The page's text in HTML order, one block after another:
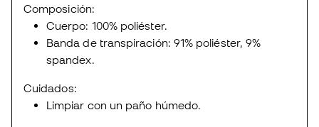
Composición:
Cuerpo: 100% poliéster.
Banda de transpiración: 91% poliéster, 9%
spandex.
Cuidados:
Limpiar con un paño húmedo.